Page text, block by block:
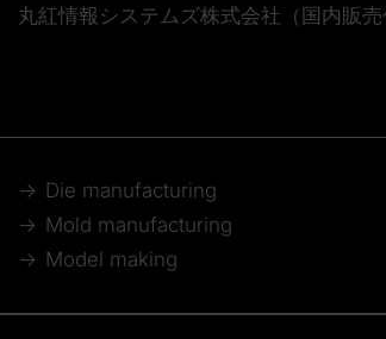
丸紅情報システムズ株式会社（国内販
Die manufacturing
Mold manufacturing
Model making